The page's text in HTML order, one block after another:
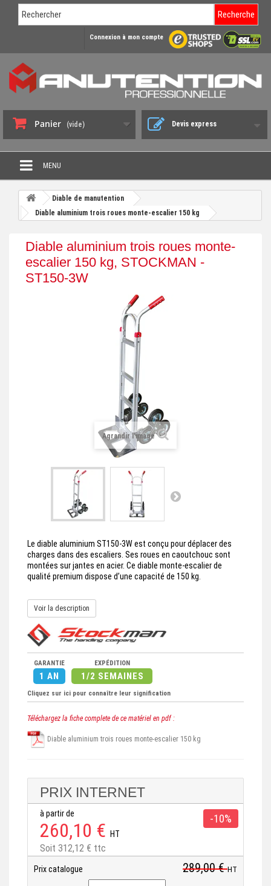
Recherche
Connexion à mon compte
Panier (vide) Devis express
MENU
PROMO DÉSTOCKAGE
CHARIOT DE MANUTENTION
BENNE BASCULANTE
Diable de manutention
Diable aluminium trois roues monte-escalier 150 kg
Diable aluminium trois roues monte-
escalier 150 kg, STOCKMAN -
ST150-3W
Agrandir l'image
Le diable aluminium ST150-3W est conçu pour déplacer des
charges dans des escaliers. Ses roues en caoutchouc sont
montées sur jantes en acier. Ce diable monte-escalier de
qualité premium dispose d’une capacité de 150 kg.
Voir la description
GARANTIE
1 AN
EXPÉDITION
1/2 SEMAINES
Cliquez sur ici pour connaître leur signification
Téléchargez la fiche complete de ce matériel en pdf :
Diable aluminium trois roues monte-escalier 150 kg
PRIX INTERNET
à partir de
260,10 € HT
Soit 312,12 € ttc
-10%
Prix catalogue 289,00 €HT